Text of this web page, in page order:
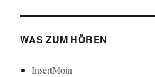
WAS ZUM HÖREN
InsertMoin